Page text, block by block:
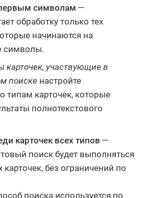
символам —
обработку только тех
начинаются на
символы.
карточек, участвующие в
поиске настройте
типам карточек, которые
полнотекстового
карточек всех типов —
поиск будет выполняться
карточек, без ограничений по
поиска используется по